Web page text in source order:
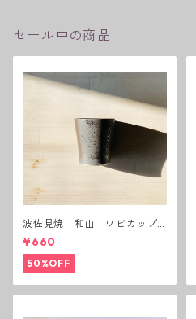
セール中の商品
波佐見焼 和山 ワビカップ
黒錆 3種(アウトレット）
¥660
50%OFF